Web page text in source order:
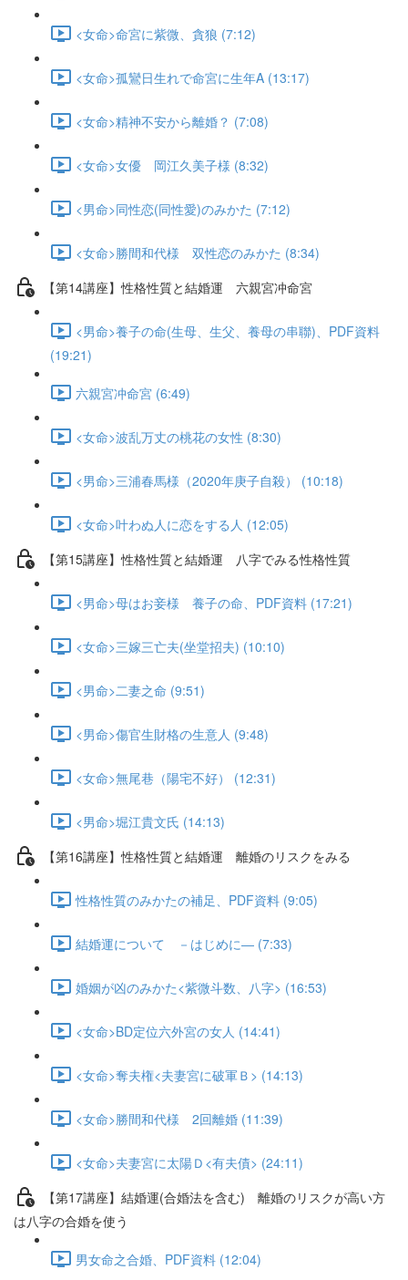
<女命>命宮に紫微、貪狼 (7:12)
<女命>孤鸞日生れで命宮に生年A (13:17)
<女命>精神不安から離婚？ (7:08)
<女命>女優 岡江久美子様 (8:32)
<男命>同性恋(同性愛)のみかた (7:12)
<女命>勝間和代様 双性恋のみかた (8:34)
【第14講座】性格性質と結婚運 六親宮冲命宮
<男命>養子の命(生母、生父、養母の串聯)、PDF資料
(19:21)
六親宮冲命宮 (6:49)
<女命>波乱万丈の桃花の女性 (8:30)
<男命>三浦春馬様（2020年庚子自殺） (10:18)
<女命>叶わぬ人に恋をする人 (12:05)
【第15講座】性格性質と結婚運 八字でみる性格性質
<男命>母はお妾様 養子の命、PDF資料 (17:21)
<女命>三嫁三亡夫(坐堂招夫) (10:10)
<男命>二妻之命 (9:51)
<男命>傷官生財格の生意人 (9:48)
<女命>無尾巷（陽宅不好） (12:31)
<男命>堀江貴文氏 (14:13)
【第16講座】性格性質と結婚運 離婚のリスクをみる
性格性質のみかたの補足、PDF資料 (9:05)
結婚運について －はじめに― (7:33)
婚姻が凶のみかた<紫微斗数、八字> (16:53)
<女命>BD定位六外宮の女人 (14:41)
<女命>奪夫権<夫妻宮に破軍Ｂ> (14:13)
<女命>勝間和代様 2回離婚 (11:39)
<女命>夫妻宮に太陽Ｄ<有夫債> (24:11)
【第17講座】結婚運(合婚法を含む) 離婚のリスクが高い方
は八字の合婚を使う
男女命之合婚、PDF資料 (12:04)